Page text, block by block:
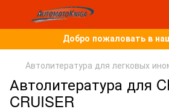
Добро пожаловать в
Автолитература для легковых
Автолитература для
CRUISER